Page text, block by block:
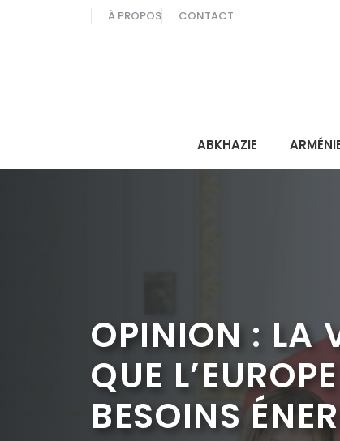
au
À PROPOS CONTACT
ABKHAZIE
OPINION : LA
QUE
BESOINS